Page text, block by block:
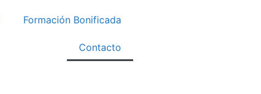
Formación Bonificada
Contacto